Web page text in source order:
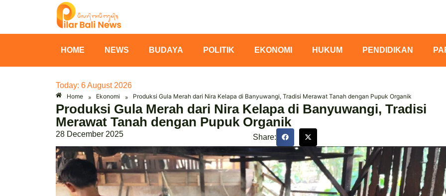
HOME NEWS BUDAYA POLITIK EKONOMI HUKUM PENDIDIKAN
Today: 6 August 2026
Home » Ekonomi » Produksi Gula Merah dari Nira Kelapa di Banyuwangi, Tradisi Merawat Tanah dengan Pupuk Organik
Produksi Gula Merah dari Nira Kelapa di Banyuwangi, Tradisi
Merawat Tanah dengan Pupuk Organik
28 December 2025 Share: